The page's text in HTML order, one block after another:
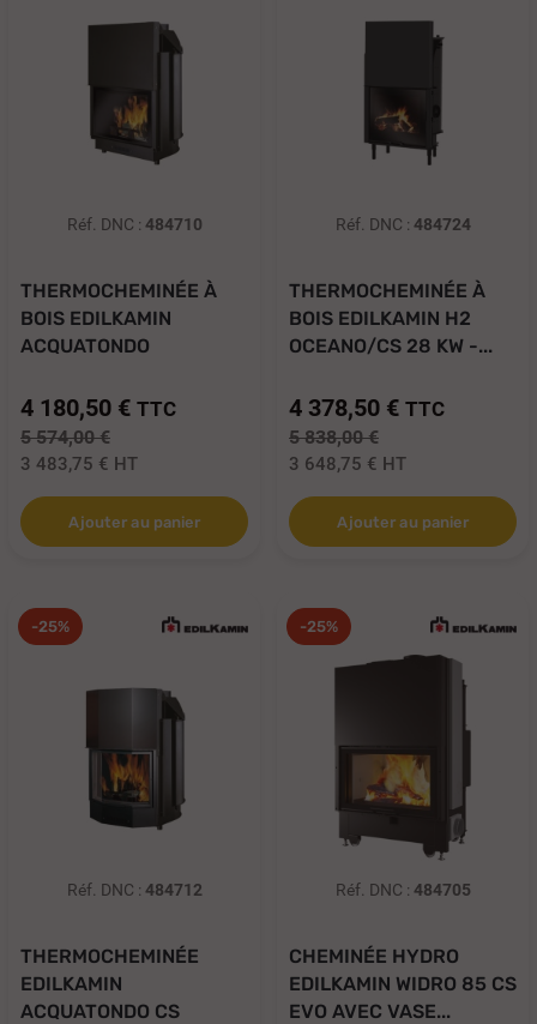
Réf. DNC : 484710
THERMOCHEMINÉE À
BOIS EDILKAMIN
ACQUATONDO
4 180,50 € TTC
5 574,00 €
3 483,75 € HT
Ajouter au panier
Réf. DNC : 484724
THERMOCHEMINÉE À
BOIS EDILKAMIN H2
OCEANO/CS 28 KW -...
4 378,50 € TTC
5 838,00 €
3 648,75 € HT
Ajouter au panier
-25%
Réf. DNC : 484712
THERMOCHEMINÉE
EDILKAMIN
ACQUATONDO CS
-25%
Réf. DNC : 484705
CHEMINÉE HYDRO
EDILKAMIN WIDRO 85 CS
EVO AVEC VASE...